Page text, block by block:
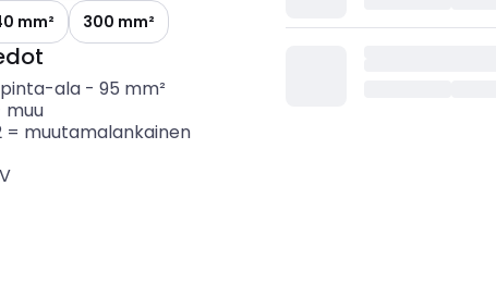
mm² 300 mm²
ala- 95 mm²
muu
= muutamalankainen